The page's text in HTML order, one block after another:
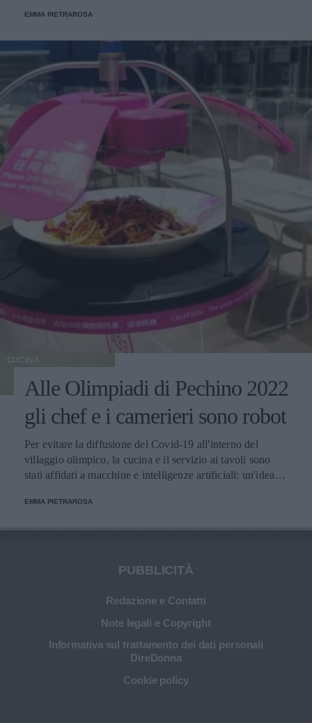
EMMA PIETRAROSA
CUCINA
Alle Olimpiadi di Pechino 2022
gli chef e i camerieri sono robot
Per evitare la diffusione del Covid-19 all'interno del
villaggio olimpico, la cucina e il servizio ai tavoli sono
stati affidati a macchine e intelligenze artificiali: un'idea
EMMA PIETRAROSA
PUBBLICITÀ
Redazione e Contatti
Note legali e Copyright
Informativa sul trattamento dei dati personali
DireDonna
Cookie policy